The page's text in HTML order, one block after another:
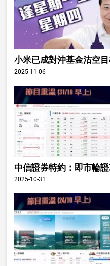
小米已成對沖基金沽空
2025-11-06
中信證券特約：即市輪
2025-10-31